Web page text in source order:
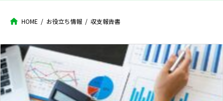
HOME お役立ち情報 収支報告書